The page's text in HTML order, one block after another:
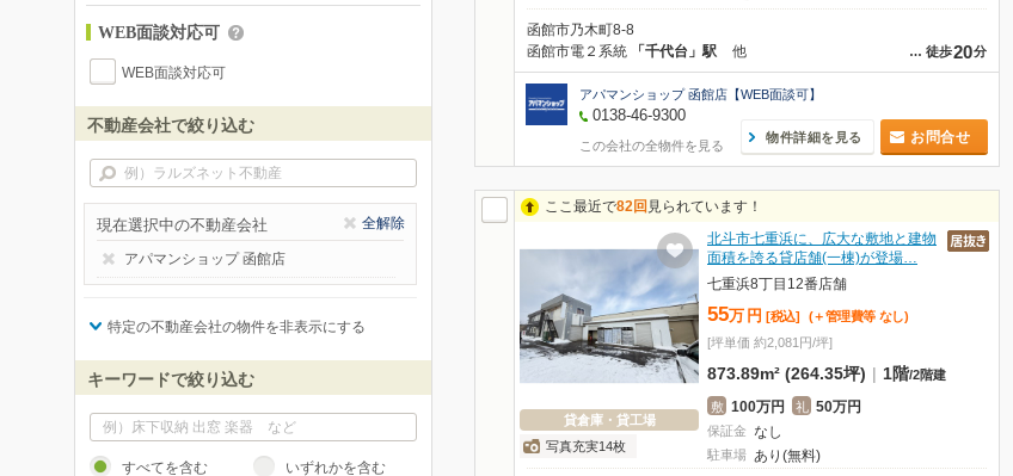
WEB面談対応可
WEB面談対応可
不動産会社で絞り込む
現在選択中の不動産会社
アパマンショップ 函館店
全解除
特定の不動産会社の物件を非表示にする
キーワードで絞り込む
すべてを含む いずれかを含む
函館市乃木町8-8
… 徒歩20分
函館市電２系統 「千代台」駅 他
アパマンショップ 函館店【WEB面談可】
0138-46-9300
この会社の全物件を見る
物件詳細を見る お問合せ
ここ最近で82回 見られています！
貸倉庫・貸工場
写真充実14枚
北斗市七重浜に、広大な敷地と建物
面積を誇る貸店舗(一棟)が登場…
七重浜8丁目12番店舗
55万 円 [税込] (＋管理費等 なし)
[坪単価 約2,081円/坪]
873.89m² (264.35坪) | 1階/2階建
敷 100万円 礼 50万円
保証金 なし
駐車場 あり(無料)